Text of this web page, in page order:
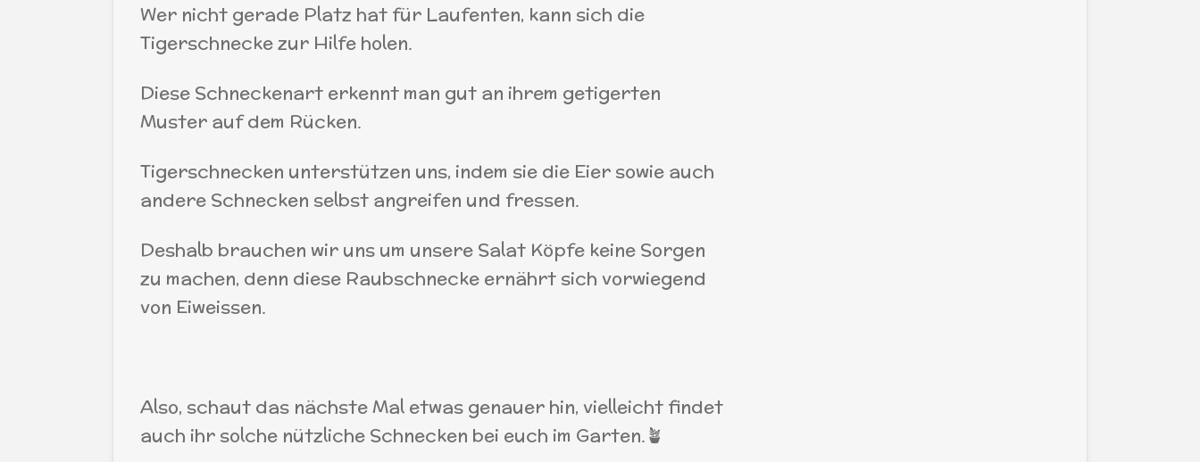
Wer nicht gerade Platz hat für Laufenten, kann sich die
Tigerschnecke zur Hilfe holen.
Diese Schneckenart erkennt man gut an ihrem getigerten
Muster auf dem Rücken.
Tigerschnecken unterstützen uns, indem sie die Eier sowie auch
andere Schnecken selbst angreifen und fressen.
Deshalb brauchen wir uns um unsere Salat Köpfe keine Sorgen
zu machen, denn diese Raubschnecke ernährt sich vorwiegend
von Eiweissen.
Also, schaut das nächste Mal etwas genauer hin, vielleicht findet
auch ihr solche nützliche Schnecken bei euch im Garten.🪴